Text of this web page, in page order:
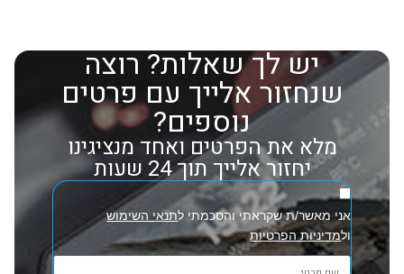
יש לך שאלות? רוצה
שנחזור אלייך עם פרטים
נוספים?
מלא את הפרטים ואחד מנציגינו
יחזור אלייך תוך 24 שעות
אני מאשר/ת שקראתי והסכמתי לתנאי השימוש
ולמדיניות הפרטיות